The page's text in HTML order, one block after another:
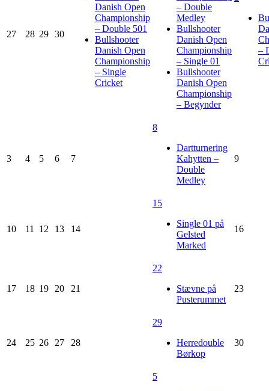
27 28 29 30
Danish Open
Championship
– Double 501
Bullshooter
Danish Open
Championship
– Single
Cricket
– Double
Medley
Bullshooter
Danish Open
Championship
– Single 01
Bullshooter
Danish Open
Championship
– Begynder
–
3 4 5 6 7
8
Dartturnering
Kahytten –
Double
Medley
9
10 11 12 13 14
15
Single 01 på
Gelsted
Marked
16
17 18 19 20 21
22
Stævne på
Pusterummet
23
24 25 26 27 28
29
Herredouble
Børkop
30
5